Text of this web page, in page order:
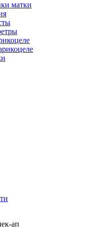
матки
ап